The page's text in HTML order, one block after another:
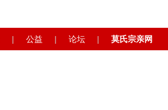
| 公益 | 论坛 | 莫氏宗亲网